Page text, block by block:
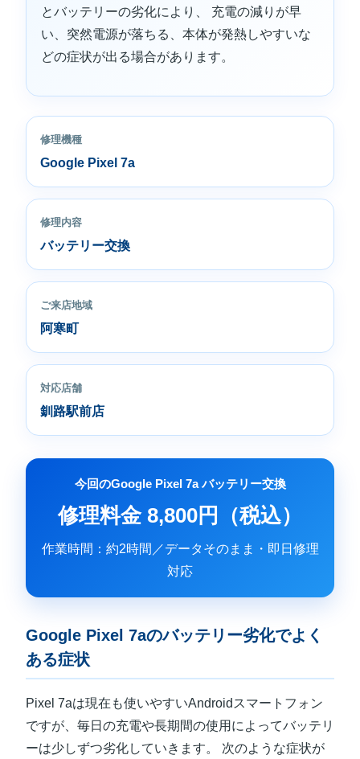
とバッテリーの劣化により、 充電の減りが早
い、突然電源が落ちる、本体が発熱しやすいな
どの症状が出る場合があります。
修理機種
Google Pixel 7a
修理内容
バッテリー交換
ご来店地域
阿寒町
対応店舗
釧路駅前店
今回のGoogle Pixel 7a バッテリー交換
修理料金 8,800円（税込）
作業時間：約2時間／データそのまま・即日修理
対応
Google Pixel 7aのバッテリー劣化でよく
ある症状
Pixel 7aは現在も使いやすいAndroidスマートフォン
ですが、毎日の充電や長期間の使用によってバッテリ
ーは少しずつ劣化していきます。 次のような症状が